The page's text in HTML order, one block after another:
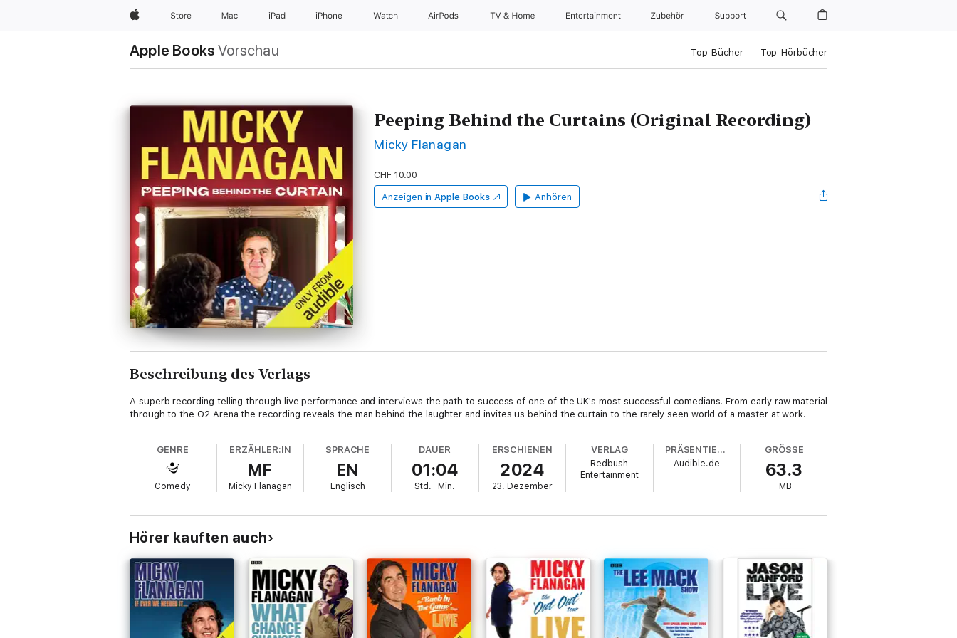
Apple Store Mac iPad iPhone Watch AirPods TV & Home Entertainment Zubehör Support
Apple Books Vorschau Top-Bücher Top-Hörbücher
Peeping Behind the Curtains (Original Recording)
Micky Flanagan
CHF 10.00
Anzeigen in Apple Books Anhören
Beschreibung des Verlags
A superb recording telling through live performance and interviews the path to success of one of the UK's most successful comedians. From early raw material
through to the O2 Arena the recording reveals the man behind the laughter and invites us behind the curtain to the rarely seen world of a master at work.
GENRE
Comedy
ERZÄHLER:IN
MF
Micky Flanagan
SPRACHE
EN
Englisch
DAUER
01:04
Std. Min.
ERSCHIENEN
2024
23. Dezember
VERLAG
Redbush
Entertainment
PRÄSENTIERT VON
Audible.de
GRÖSSE
63.3
MB
Hörer kauften auch